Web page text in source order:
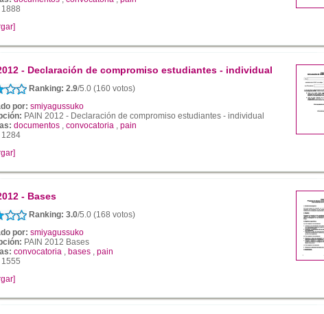
1888
- Declaración de compromiso estudiantes - individual
Ranking: 2.9/5.0 (160 votos)
por: smiyagussuko
PAIN 2012 - Declaración de compromiso estudiantes - individual
documentos , convocatoria , pain
1284
- Bases
Ranking: 3.0/5.0 (168 votos)
por: smiyagussuko
PAIN 2012 Bases
convocatoria , bases , pain
1555